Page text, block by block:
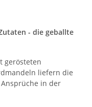
- die geballte
gerösteten
liefern die
in der